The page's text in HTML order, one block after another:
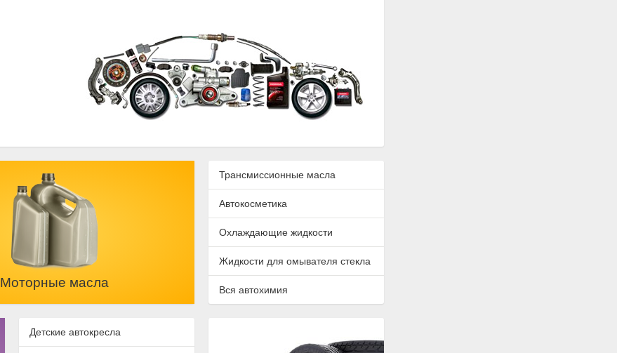
Моторные масла
Трансмиссионные масла
Автокосметика
Охлаждающие жидкости
Жидкости для омывателя стекла
Вся автохимия
Детские автокресла